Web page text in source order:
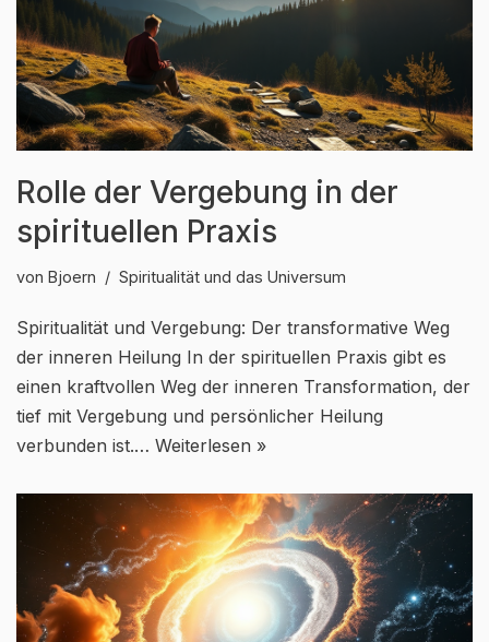
Rolle der Vergebung in der
spirituellen Praxis
von Bjoern Spiritualität und das Universum
Spiritualität und Vergebung: Der transformative Weg
der inneren Heilung In der spirituellen Praxis gibt es
einen kraftvollen Weg der inneren Transformation, der
tief mit Vergebung und persönlicher Heilung
verbunden ist.… Weiterlesen »